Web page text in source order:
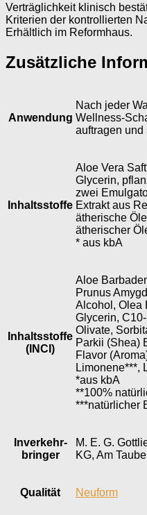
Verträglichkeit klinisch
Kriterien der kontrollierten
Erhältlich im Reformhaus.
Zusätzliche
Anwendung
Nach jeder
Wellness-
auftragen und
Inhaltsstoffe
Aloe Vera
Glycerin,
zwei
Extrakt aus
ätherische
ätherischer
* aus kbA
Inhaltsstoffe
(INCI)
Aloe
Prunus
Alcohol, Olea
Glycerin,
Olivate,
Parkii (Shea)
Flavor
Limonene***,
*aus kbA
**100%
***natürlicher
Inverkehr­
bringer
M. E. G.
KG, Am
Qualität Neuform